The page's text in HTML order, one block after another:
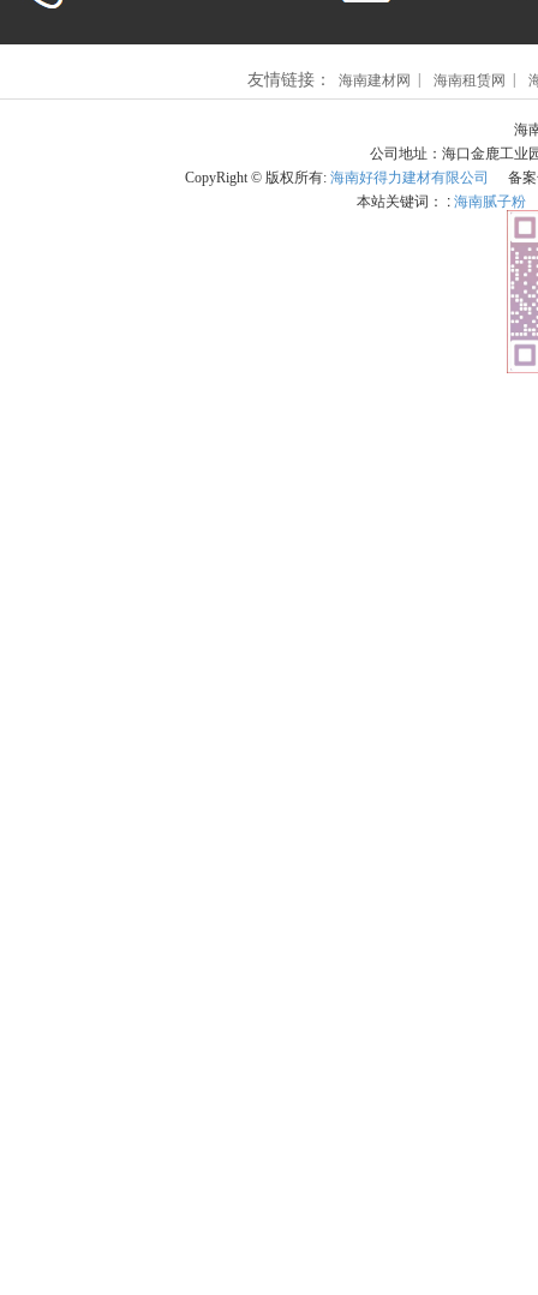
友情链接： 海南建材网 海南租赁网
海
公司地址：海口金鹿工业
CopyRight © 版权所有: 海南好得力建材有限公司 备
本站关键词： :海南腻子粉